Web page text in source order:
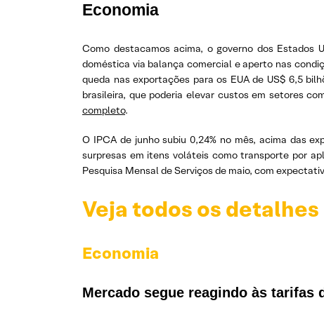
Economia
Como destacamos acima, o governo dos Estados
doméstica via balança comercial e aperto nas
queda nas exportações para os EUA de US$ 6,5
brasileira, que poderia elevar custos em setores
completo.
O IPCA de junho subiu 0,24% no mês, acima das
surpresas em itens voláteis como transporte por
Pesquisa Mensal de Serviços de maio, com
Veja todos os detalhes
Economia
Mercado segue reagindo às tarifas